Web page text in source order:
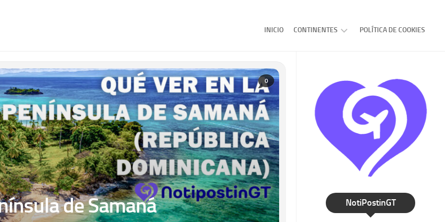
INICIO CONTINENTES
AFRICA
OCEANIA
POLÍTICA DE COOKIES
0
de Samaná
NotiPostinGT